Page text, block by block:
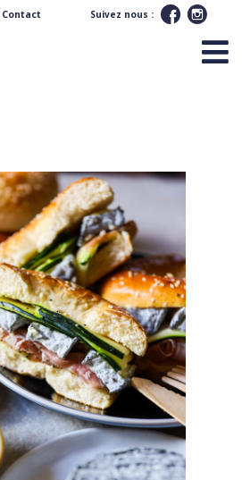
Contact Suivez nous :